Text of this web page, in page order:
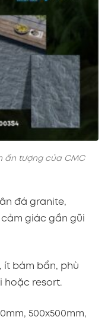
ấn tượng của CMC
đá granite,
giác gần gũi
ít bám bẩn, phù
hoặc resort.
500x500mm,